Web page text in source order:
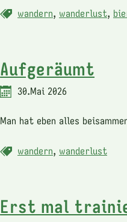
wandern, wanderlust,
Aufgeräumt
30.Mai 2026
Man hat eben alles
wandern, wanderlust
Erst mal